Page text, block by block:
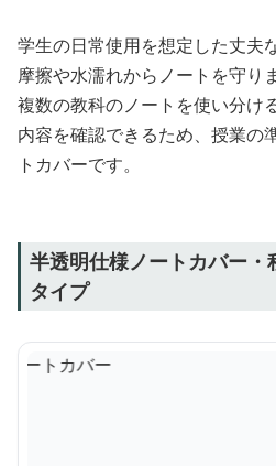
学生の日常使用を想定した丈夫
摩擦や水濡れからノートを守りま
複数の教科のノートを使い分け
内容を確認できるため、授業の
トカバーです。
半透明仕様ノートカバー
タイプ